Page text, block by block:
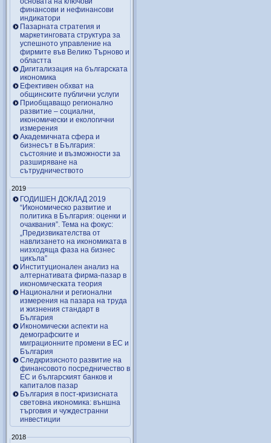
финансови и нефинансови
индикатори
Пазарната стратегия и
маркетинговата структура за
успешното управление на
фирмите във Велико Търново и
областта
Дигитализация на българската
икономика
Ефективен обхват на
общинските публични услуги
Приобщаващо регионално
развитие – социални,
икономически и екологични
измерения
Академичната сфера и
бизнесът в България:
състояние и възможности за
разширяване на
сътрудничеството
2019
ГОДИШЕН ДОКЛАД 2019
“Икономическо развитие и
политика в България: оценки и
очаквания”. Тема на фокус:
„Предизвикателства от
навлизането на икономиката в
низходяща фаза на бизнес
цикъла”
Институционален анализ на
алтернативата фирма-пазар в
икономическата теория
Национални и регионални
измерения на пазара на труда
и жизнения стандарт в
България
Икономически аспекти на
демографските и
миграционните промени в ЕС и
България
Следкризисното развитие на
финансовото посредничество в
ЕС и българският банков и
капиталов пазар
България в пост-кризисната
световна икономика: външна
търговия и чуждестранни
инвестиции
2018